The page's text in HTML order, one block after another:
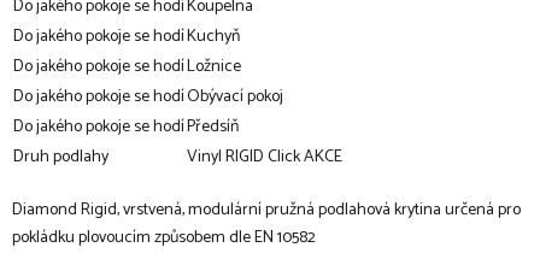
Do jakého pokoje se hodíKoupelna
Do jakého pokoje se hodíKuchyň
Do jakého pokoje se hodíLožnice
Do jakého pokoje se hodíObývací pokoj
Do jakého pokoje se hodíPředsíň
Druh podlahy
Vinyl RIGID Click AKCE
Diamond Rigid, vrstvená, modulární pružná podlahová krytina určená pro
pokládku plovoucím způsobem dle EN 10582